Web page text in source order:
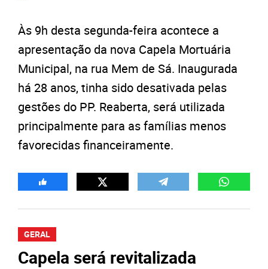
Às 9h desta segunda-feira acontece a
apresentação da nova Capela Mortuária
Municipal, na rua Mem de Sá. Inaugurada
há 28 anos, tinha sido desativada pelas
gestões do PP. Reaberta, será utilizada
principalmente para as famílias menos
favorecidas financeiramente.
GERAL
Capela será revitalizada